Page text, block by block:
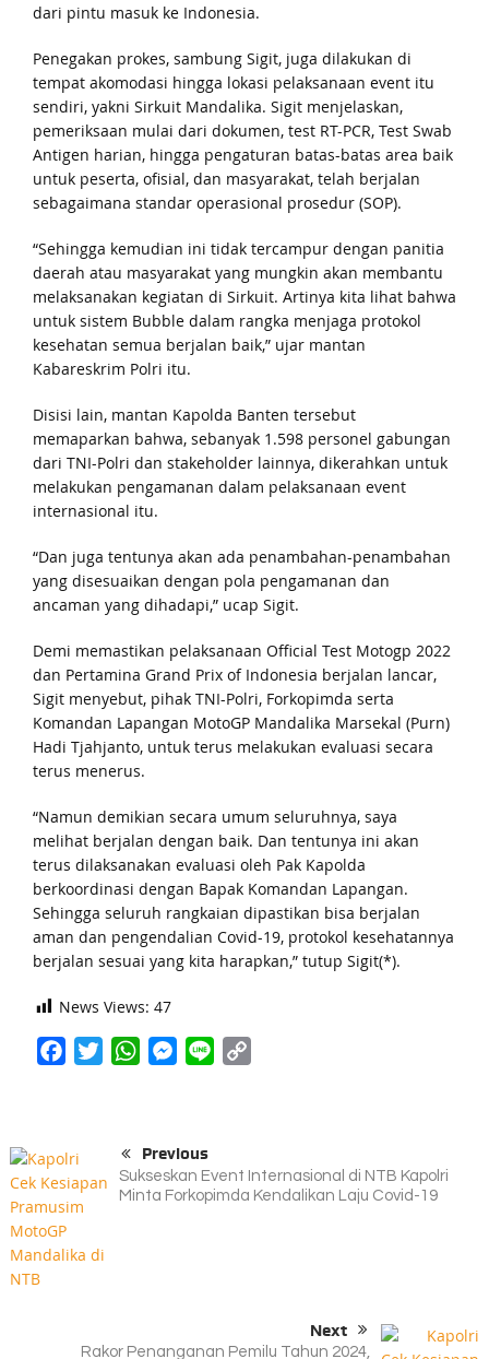
dari pintu masuk ke Indonesia.
Penegakan prokes, sambung Sigit, juga dilakukan di
tempat akomodasi hingga lokasi pelaksanaan event itu
sendiri, yakni Sirkuit Mandalika. Sigit menjelaskan,
pemeriksaan mulai dari dokumen, test RT-PCR, Test Swab
Antigen harian, hingga pengaturan batas-batas area baik
untuk peserta, ofisial, dan masyarakat, telah berjalan
sebagaimana standar operasional prosedur (SOP).
“Sehingga kemudian ini tidak tercampur dengan panitia
daerah atau masyarakat yang mungkin akan membantu
melaksanakan kegiatan di Sirkuit. Artinya kita lihat bahwa
untuk sistem Bubble dalam rangka menjaga protokol
kesehatan semua berjalan baik,” ujar mantan
Kabareskrim Polri itu.
Disisi lain, mantan Kapolda Banten tersebut
memaparkan bahwa, sebanyak 1.598 personel gabungan
dari TNI-Polri dan stakeholder lainnya, dikerahkan untuk
melakukan pengamanan dalam pelaksanaan event
internasional itu.
“Dan juga tentunya akan ada penambahan-penambahan
yang disesuaikan dengan pola pengamanan dan
ancaman yang dihadapi,” ucap Sigit.
Demi memastikan pelaksanaan Official Test Motogp 2022
dan Pertamina Grand Prix of Indonesia berjalan lancar,
Sigit menyebut, pihak TNI-Polri, Forkopimda serta
Komandan Lapangan MotoGP Mandalika Marsekal (Purn)
Hadi Tjahjanto, untuk terus melakukan evaluasi secara
terus menerus.
“Namun demikian secara umum seluruhnya, saya
melihat berjalan dengan baik. Dan tentunya ini akan
terus dilaksanakan evaluasi oleh Pak Kapolda
berkoordinasi dengan Bapak Komandan Lapangan.
Sehingga seluruh rangkaian dipastikan bisa berjalan
aman dan pengendalian Covid-19, protokol kesehatannya
berjalan sesuai yang kita harapkan,” tutup Sigit(*).
News Views: 47
FacebookTwitterWhatsAppMessenger
Line
Previous
Sukseskan Event Internasional di NTB Kapolri
Minta Forkopimda Kendalikan Laju Covid-19
Next
Rakor Penanganan Pemilu Tahun 2024,